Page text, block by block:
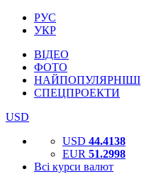
РУС
УКР
ВІДЕО
ФОТО
НАЙПОПУЛЯРНІШІ
СПЕЦПРОЕКТИ
USD
USD 44.4138
EUR 51.2998
Всі курси валют